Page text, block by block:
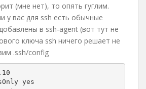
(мне нет), то опять гуглим.
у вас для ssh есть обычные
в ssh-agent (вот тут не
ключа ssh ничего решает не
.ssh/config